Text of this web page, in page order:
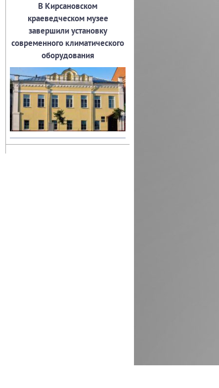
В Кирсановском
краеведческом музее
завершили установку
современного климатического
оборудования